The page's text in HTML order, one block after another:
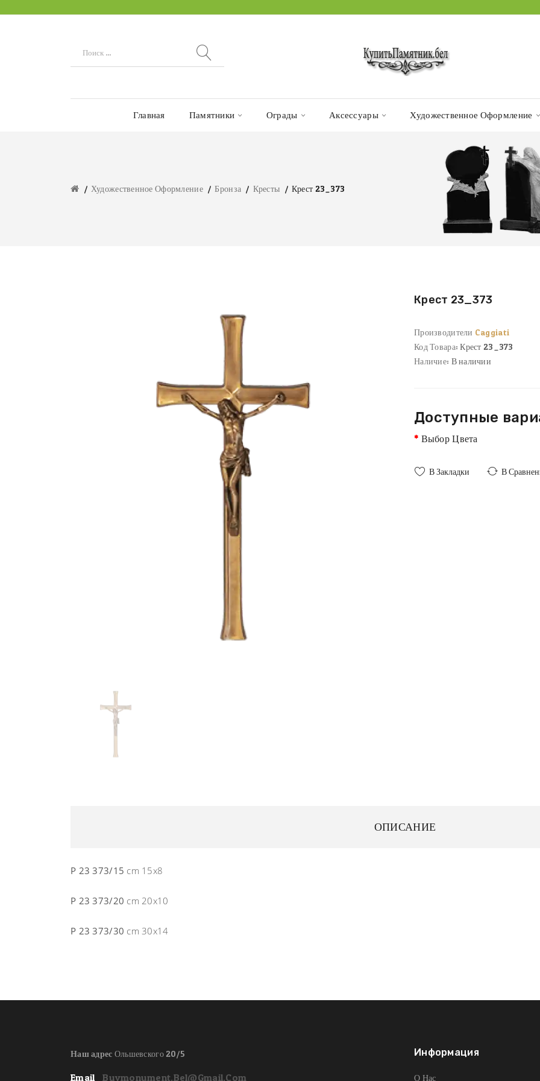
Главная Памятники Ограды Аксессуары Художественное Оформление
Художественное Оформление Бронза Кресты Крест 23_373
Крест 23_373
Производители Caggiati
Код Товара:Крест 23_373
Наличие: В наличии
Доступные
Выбор Цвета
В Закладки В
ОПИСАНИЕ
P 23 373/15 cm 15x8
P 23 373/20 cm 20x10
P 23 373/30 cm 30x14
Наш адрес Ольшевского 20/5
EmailBuymonument.bel@gmail.com
Информация
О Нас